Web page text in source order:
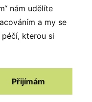
bezpečnost dětí,
úrovni okolního
vyrobena z
vlivům, je
svým tvarem a
nám udělíte
a my se
kterou si
Přijímám